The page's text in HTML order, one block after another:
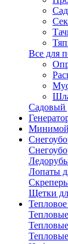
Все для
Садовый
Лопаты
Щетки